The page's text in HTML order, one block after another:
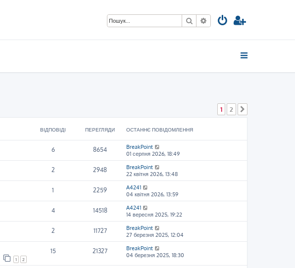
ПошукРозширений пошук
1 2
ВІДПОВІДІ ПЕРЕГЛЯДИ ОСТАННЄ ПОВІДОМЛЕННЯ
6 8654
BreakPoint
01 серпня 2026, 18:49
2 2948
BreakPoint
22 квітня 2026, 13:48
1 2259
A4241
04 квітня 2026, 13:59
4 14518
A4241
14 вересня 2025, 19:22
2 11727
BreakPoint
27 березня 2025, 12:04
1 2
15 21327
BreakPoint
04 березня 2025, 18:30